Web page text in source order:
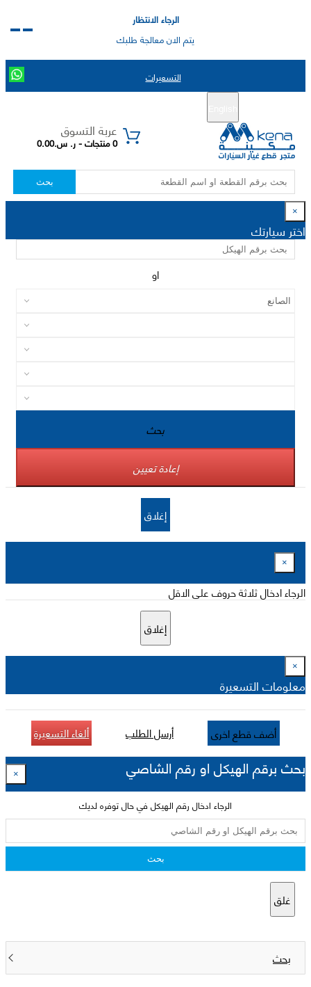
الرجاء الانتظار
يتم الان معالجة طلبك
التسعيرات
عربة التسوق
0 منتجات - ر. س.0.00
بحث
×
اختر سيارتك
او
بحث
إعادة تعيين
إغلاق
×
الرجاء ادخال ثلاثة حروف على الاقل
إغلاق
×
معلومات التسعيرة
أضف قطع اخرى أرسل الطلب ألغاء التسعيرة
بحث برقم الهيكل او رقم الشاصي ×
الرجاء ادخال رقم الهيكل في حال توفره لديك
بحث
غلق
بحث